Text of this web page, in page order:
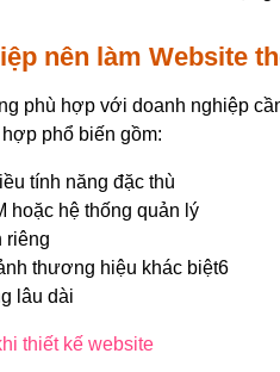
nên làm Website
phù hợp với doanh nghiệp
phổ biến gồm:
tính năng đặc thù
hoặc hệ thống quản lý
riêng
thương hiệu khác biệt6
lâu dài
thiết kế website